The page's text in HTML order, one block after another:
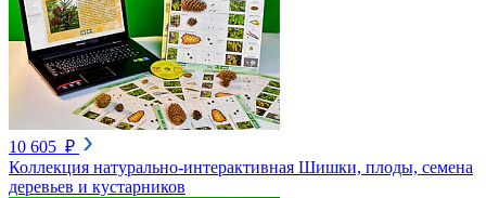
10 605 ₽
Коллекция натурально-интерактивная Шишки, плоды, семена
деревьев и кустарников